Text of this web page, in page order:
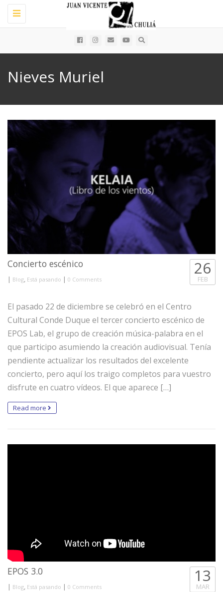
Toggle
navigation
Nieves Muriel
Concierto escénico
| Blog, Está pasando | 0 Comments
26
FEB
El pasado 22 de diciembre se celebró en el Centro
Cultural Conde Duque el tercer concierto escénico de
EPOS Lab, el grupo de creación música-palabra en el
que participo asumiendo la creación audiovisual. Tenía
pendiente actualizar los resultados del excelente
concierto, pero aquí los traigo completos para vuestro
disfrute en cuatro vídeos. El que aparece […]
Read more
EPOS 3.0
| Blog, Está pasando | 0 Comments
13
MAR